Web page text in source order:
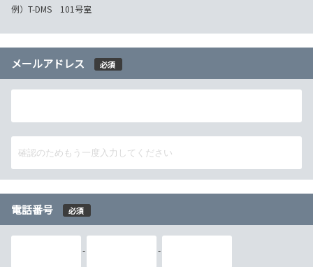
例）T-DMS 101号室
メールアドレス 必須
電話番号 必須
- -